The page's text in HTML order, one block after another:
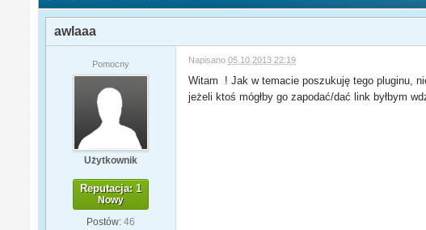
awlaaa
Pomocny
Użytkownik
Reputacja: 1
Nowy
Postów: 46
Napisano05.10.2013 22:19
Witam ! Jak w temacie poszukuję tego pluginu,
jeżeli ktoś mógłby go zapodać/dać link byłbym